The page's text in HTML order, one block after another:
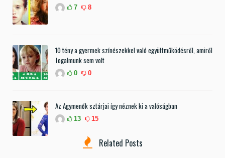
7 8
10 tény a gyermek színészekkel való együttműködésről, amiről
fogalmunk sem volt
0 0
Az Agymenők sztárjai így néznek ki a valóságban
13 15
Related Posts